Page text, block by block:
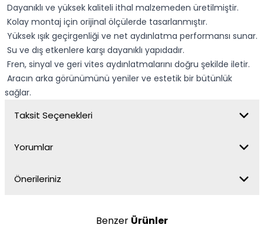
Dayanıklı ve yüksek kaliteli ithal malzemeden üretilmiştir.
Kolay montaj için orijinal ölçülerde tasarlanmıştır.
Yüksek ışık geçirgenliği ve net aydınlatma performansı sunar.
Su ve dış etkenlere karşı dayanıklı yapıdadır.
Fren, sinyal ve geri vites aydınlatmalarını doğru şekilde iletir.
Aracın arka görünümünü yeniler ve estetik bir bütünlük
sağlar.
Taksit Seçenekleri
Yorumlar
Önerileriniz
Benzer Ürünler